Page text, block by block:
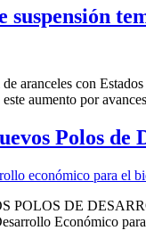
suspensión
aranceles con
aumento por
Polos
DE
Económico